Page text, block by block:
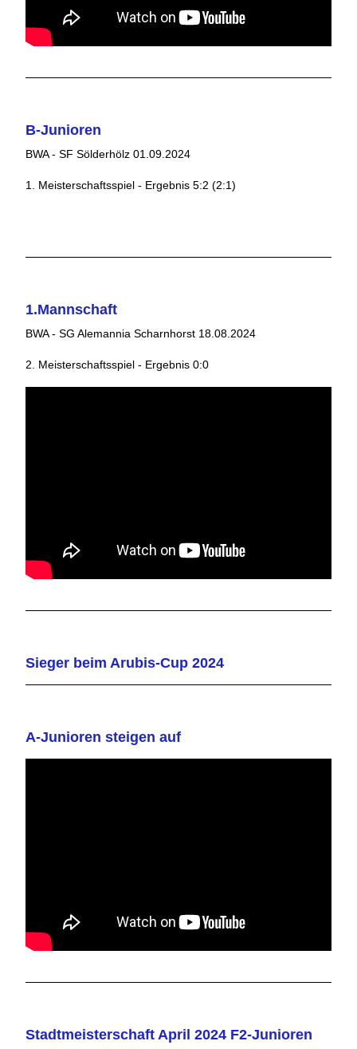
B-Junioren
BWA - SF Sölderhölz 01.09.2024
1. Meisterschaftsspiel - Ergebnis 5:2 (2:1)
1.Mannschaft
BWA - SG Alemannia Scharnhorst 18.08.2024
2. Meisterschaftsspiel - Ergebnis 0:0
Sieger beim Arubis-Cup 2024
A-Junioren steigen auf
Stadtmeisterschaft April 2024 F2-Junioren